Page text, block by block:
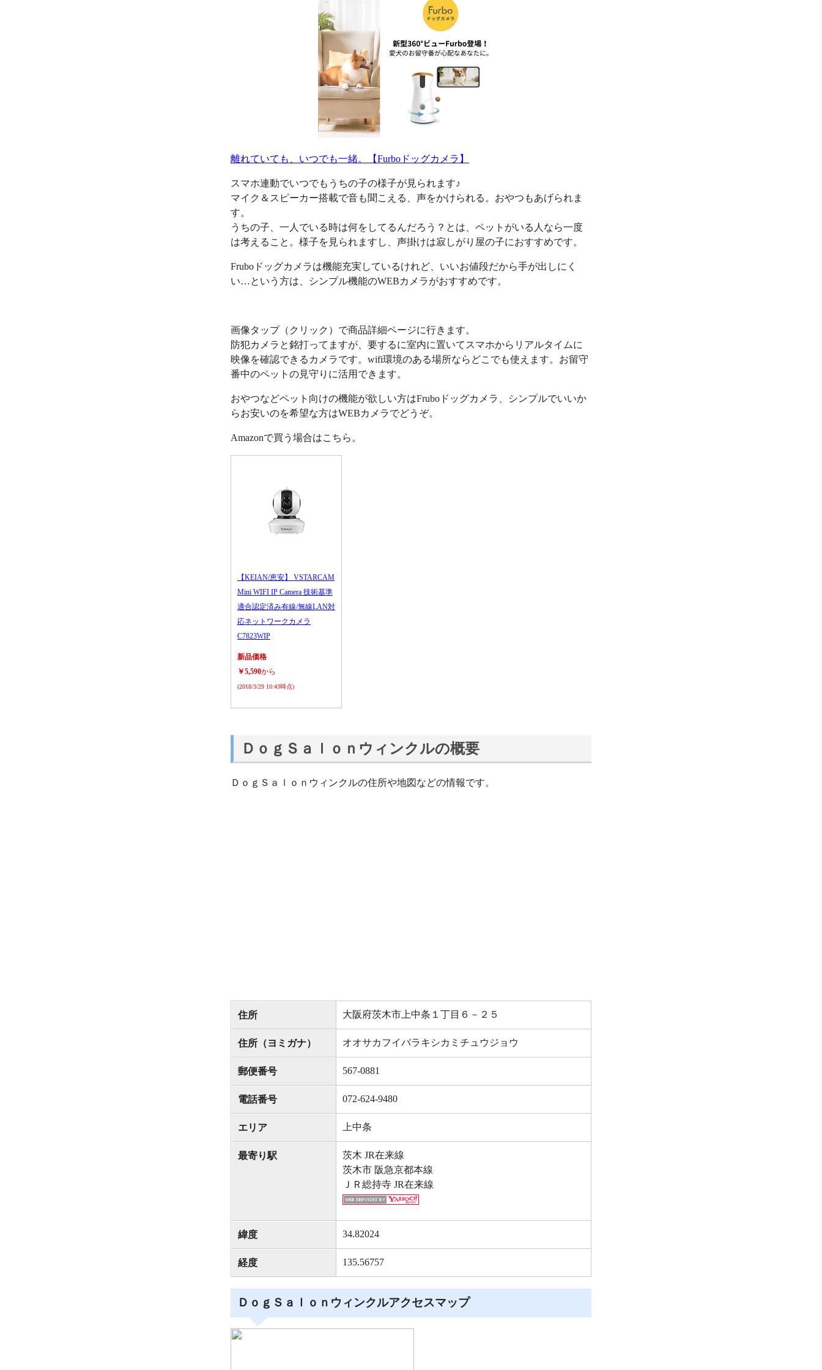
離れていても、いつでも一緒。【Furboドッグカメラ】
スマホ連動でいつでもうちの子の様子が見られます♪
マイク＆スピーカー搭載で音も聞こえる、声をかけられる。おやつもあげられま
す。
うちの子、一人でいる時は何をしてるんだろう？とは、ペットがいる人なら一度
は考えること。様子を見られますし、声掛けは寂しがり屋の子におすすめです。
Fruboドッグカメラは機能充実しているけれど、いいお値段だから手が出しにく
い…という方は、シンプル機能のWEBカメラがおすすめです。
画像タップ（クリック）で商品詳細ページに行きます。
防犯カメラと銘打ってますが、要するに室内に置いてスマホからリアルタイムに
映像を確認できるカメラです。wifi環境のある場所ならどこでも使えます。お留守
番中のペットの見守りに活用できます。
おやつなどペット向けの機能が欲しい方はFruboドッグカメラ、シンプルでいいか
らお安いのを希望な方はWEBカメラでどうぞ。
Amazonで買う場合はこちら。
【KEIAN/恵安】 VSTARCAM
Mini WIFI IP Camera 技術基準
適合認定済み有線/無線LAN対
応ネットワークカメラ
C7823WIP
新品価格
￥5,590から
(2018/3/29 10:43時点)
ＤｏｇＳａｌｏｎウィンクルの概要
ＤｏｇＳａｌｏｎウィンクルの住所や地図などの情報です。
住所 大阪府茨木市上中条１丁目６－２５
住所（ヨミガナ） オオサカフイバラキシカミチュウジョウ
郵便番号 567-0881
電話番号 072-624-9480
エリア 上中条
最寄り駅
茨木 JR在来線
茨木市 阪急京都本線
ＪＲ総持寺 JR在来線
緯度 34.82024
経度 135.56757
ＤｏｇＳａｌｏｎウィンクルアクセスマップ